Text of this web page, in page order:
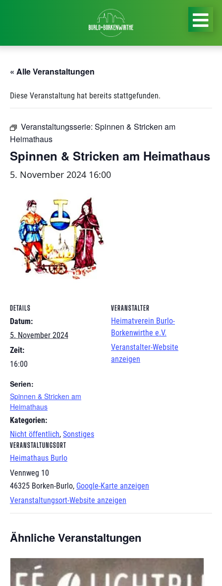
« Alle Veranstaltungen
Diese Veranstaltung hat bereits stattgefunden.
Veranstaltungsserie: Spinnen & Stricken am
Heimathaus
Spinnen & Stricken am Heimathaus
5. November 2024 16:00
DETAILS
Datum:
5. November 2024
Zeit:
16:00
Serien:
Spinnen & Stricken am
Heimathaus
Kategorien:
Nicht öffentlich, Sonstiges
VERANSTALTUNGSORT
Heimathaus Burlo
Vennweg 10
46325 Borken-Burlo, Google-Karte anzeigen
Veranstaltungsort-Website anzeigen
VERANSTALTER
Heimatverein Burlo-
Borkenwirthe e.V.
Veranstalter-Website
anzeigen
Ähnliche Veranstaltungen